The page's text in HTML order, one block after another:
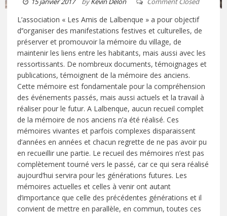
L’association « Les Amis de Lalbenque » a pour objectif
d’’organiser des manifestations festives et culturelles, de
préserver et promouvoir la mémoire du village, de
maintenir les liens entre les habitants, mais aussi avec les
ressortissants. De nombreux documents, témoignages et
publications, témoignent de la mémoire des anciens.
Cette mémoire est fondamentale pour la compréhension
des événements passés, mais aussi actuels et la travail à
réaliser pour le futur. A Lalbenque, aucun recueil complet
de la mémoire de nos anciens n’a été réalisé. Ces
mémoires vivantes et parfois complexes disparaissent
d’années en années et chacun regrette de ne pas avoir pu
en recueillir une partie. Le recueil des mémoires n’est pas
complètement tourné vers le passé, car ce qui sera réalisé
aujourd’hui servira pour les générations futures. Les
mémoires actuelles et celles à venir ont autant
d’importance que celle des précédentes générations et il
convient de mettre en parallèle, en commun, toutes ces